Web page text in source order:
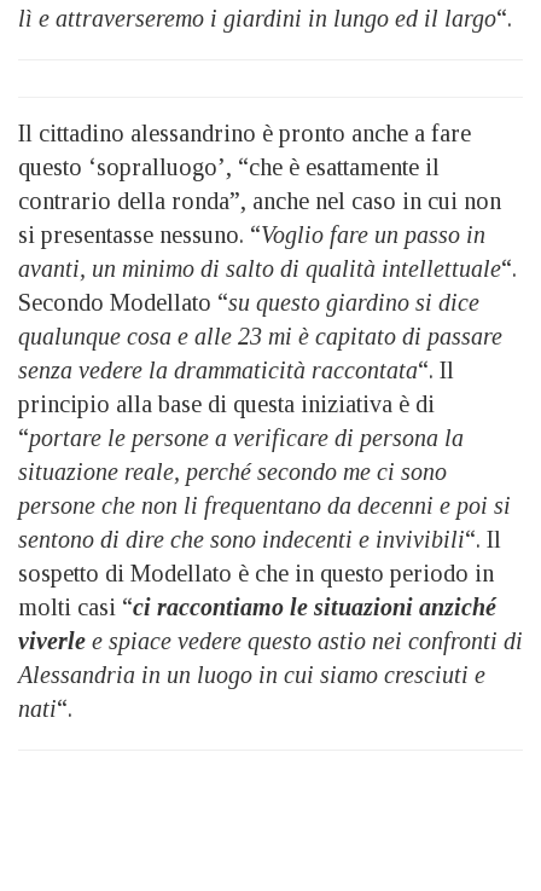
lì e attraverseremo i giardini in lungo ed il largo“.
Il cittadino alessandrino è pronto anche a fare
questo ‘sopralluogo’, “che è esattamente il
contrario della ronda”, anche nel caso in cui non
si presentasse nessuno. “Voglio fare un passo in
avanti, un minimo di salto di qualità intellettuale“.
Secondo Modellato “su questo giardino si dice
qualunque cosa e alle 23 mi è capitato di passare
senza vedere la drammaticità raccontata“. Il
principio alla base di questa iniziativa è di
“portare le persone a verificare di persona la
situazione reale, perché secondo me ci sono
persone che non li frequentano da decenni e poi si
sentono di dire che sono indecenti e invivibili“. Il
sospetto di Modellato è che in questo periodo in
molti casi “ci raccontiamo le situazioni anziché
viverle e spiace vedere questo astio nei confronti di
Alessandria in un luogo in cui siamo cresciuti e
nati“.